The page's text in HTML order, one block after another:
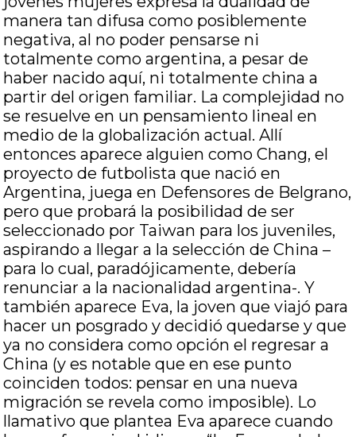
manera tan difusa como posiblemente
negativa, al no poder pensarse ni
totalmente como argentina, a pesar de
haber nacido aquí, ni totalmente china a
partir del origen familiar. La complejidad no
se resuelve en un pensamiento lineal en
medio de la globalización actual. Allí
entonces aparece alguien como Chang, el
proyecto de futbolista que nació en
Argentina, juega en Defensores de Belgrano,
pero que probará la posibilidad de ser
seleccionado por Taiwan para los juveniles,
aspirando a llegar a la selección de China –
para lo cual, paradójicamente, debería
renunciar a la nacionalidad argentina-. Y
también aparece Eva, la joven que viajó para
hacer un posgrado y decidió quedarse y que
ya no considera como opción el regresar a
China (y es notable que en ese punto
coinciden todos: pensar en una nueva
migración se revela como imposible). Lo
llamativo que plantea Eva aparece cuando